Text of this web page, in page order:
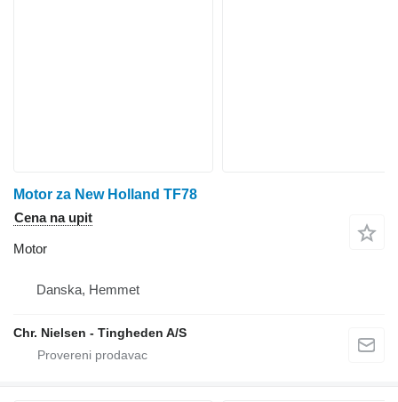
Motor za New Holland TF78
Cena na upit
Motor
Danska, Hemmet
Chr. Nielsen - Tingheden A/S